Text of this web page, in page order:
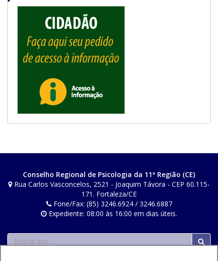
Conselho Regional de Psicologia da 11ª Região (CE)
Rua Carlos Vasconcelos, 2521 - Joaquim Távora - CEP 60.115-
171. Fortaleza/CE
Fone/Fax: (85) 3246.6924 / 3246.6887
Expediente: 08:00 às 16:00 em dias úteis.
Buscar